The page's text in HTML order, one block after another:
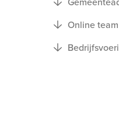
Online team